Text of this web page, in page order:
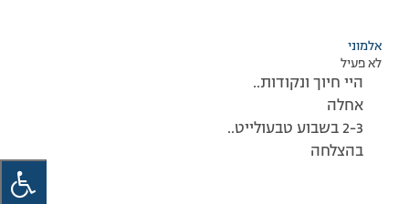
אלמוני
לא פעיל
היי חיוך ונקודות..
אחלה
2-3 בשבוע טבעולייט..
בהצלחה